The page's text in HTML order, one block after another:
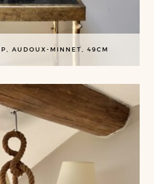
AUDOUX-MINNET, 49CM